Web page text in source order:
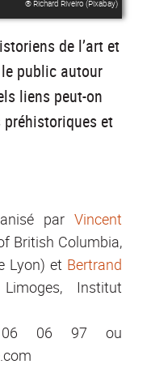
® Richard Riveiro (Pixabay)
de l’art et
public autour
liens peut-on
préhistoriques et
par Vincent
British Columbia,
Lyon) et Bertrand
Institut
06 06 97 ou